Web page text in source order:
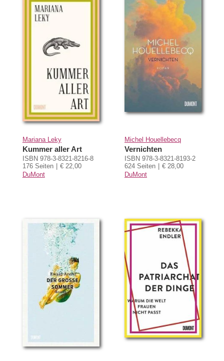
Mariana Leky
Kummer aller Art
ISBN 978-3-8321-8216-8
176 Seiten
€ 22,00
DuMont
Michel Houellebecq
Vernichten
ISBN 978-3-8321-8193-2
624 Seiten
€ 28,00
DuMont